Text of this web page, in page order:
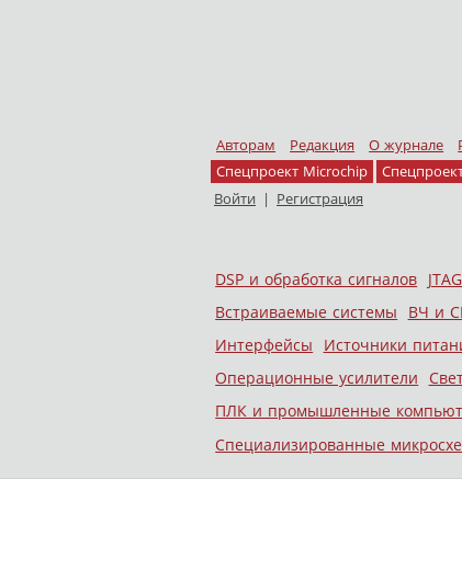
Авторам Редакция О журнале
Спецпроект Microchip
Войти | Регистрация
Меню
Skip to content
DSP и обработка сигналов
Встраиваемые системы
ВЧ и
Интерфейсы
Источники
Операционные усилители
ПЛК и промышленные
Специализированные